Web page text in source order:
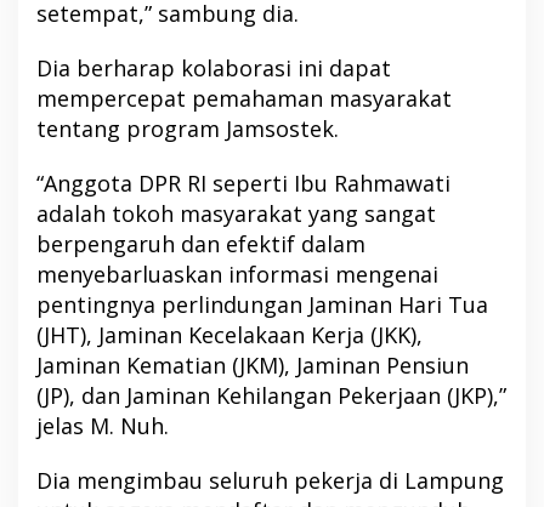
setempat,” sambung dia.
Dia berharap kolaborasi ini dapat
mempercepat pemahaman masyarakat
tentang program Jamsostek.
“Anggota DPR RI seperti Ibu Rahmawati
adalah tokoh masyarakat yang sangat
berpengaruh dan efektif dalam
menyebarluaskan informasi mengenai
pentingnya perlindungan Jaminan Hari Tua
(JHT), Jaminan Kecelakaan Kerja (JKK),
Jaminan Kematian (JKM), Jaminan Pensiun
(JP), dan Jaminan Kehilangan Pekerjaan (JKP),”
jelas M. Nuh.
Dia mengimbau seluruh pekerja di Lampung